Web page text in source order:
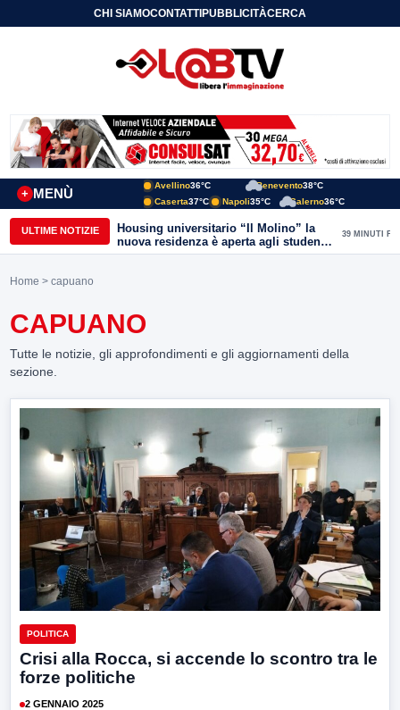
CHI SIAMOCONTATTIPUBBLICITÀCERCA
MENÙ
+
Avellino36°C Benevento38°C
Caserta37°C Napoli35°C Salerno36°C
ULTIME NOTIZIE
Housing universitario “Il Molino” la
nuova residenza è aperta agli studenti
del Conservatorio “Nicola Sala” e
39 MINUTI FA
Home > capuano
CAPUANO
Tutte le notizie, gli approfondimenti e gli aggiornamenti della
sezione.
POLITICA
Crisi alla Rocca, si accende lo scontro tra le
forze politiche
2 GENNAIO 2025